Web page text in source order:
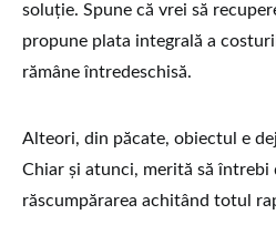
soluție. Spune că vrei să
propune plata integrală a
rămâne întredeschisă.
Alteori, din păcate, obiectul e
Chiar și atunci, merită să
răscumpărarea achitând totul